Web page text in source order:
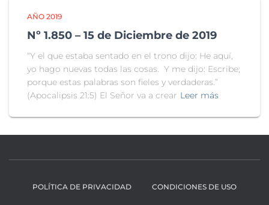
AÑO 2019
Nº 1.850 – 15 de Diciembre de 2019
“Y el que estaba sentado en el trono dijo: He aquí,
yo hago nuevas todas las cosas. Y me dijo: Escribe;
porque estas palabras son fieles y verdaderas.”
(Apocalipsis 21:5) El Señor va a crear Leer más
POLÍTICA DE PRIVACIDAD CONDICIONES DE USO